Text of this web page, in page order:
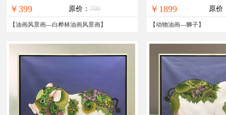
邮
￥399 原价： 700
【油画风景画---白桦林油画风景画】
邮
￥1899 原价
【动物油画---狮子】